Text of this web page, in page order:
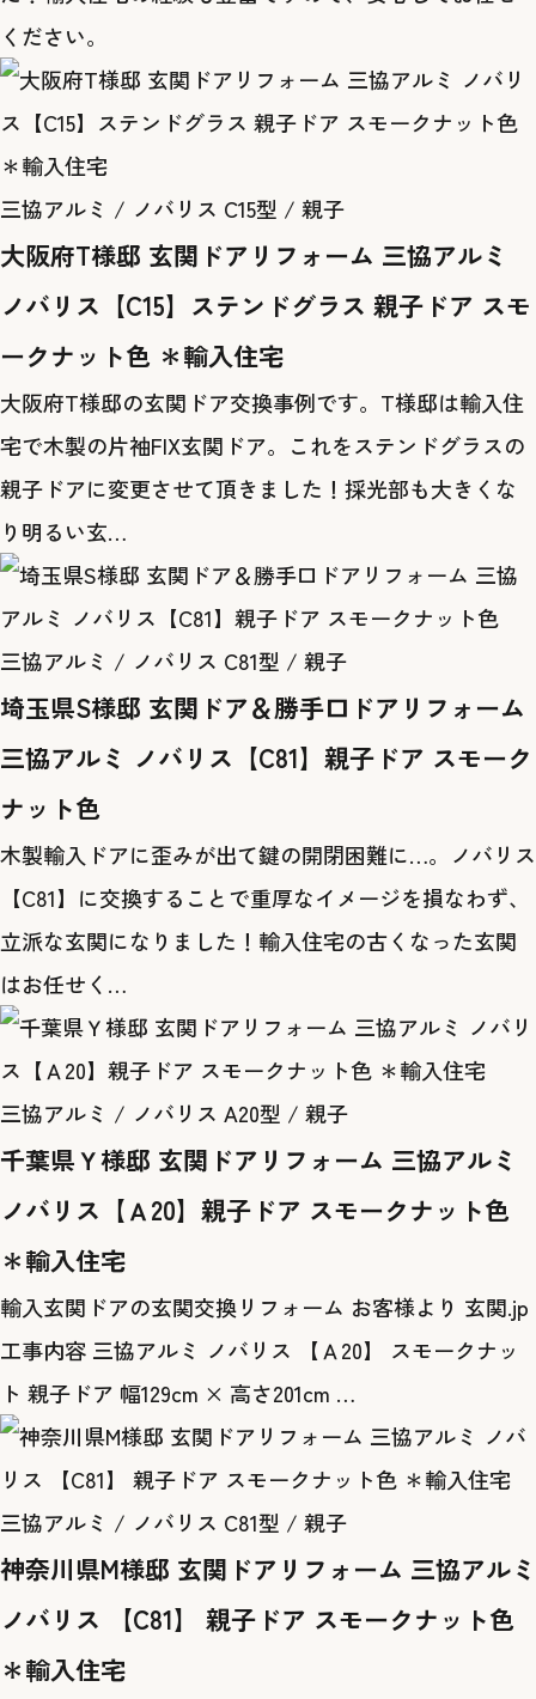
ください。
三協アルミ / ノバリス C15型 / 親子
大阪府T様邸 玄関ドアリフォーム 三協アルミ
ノバリス【C15】ステンドグラス 親子ドア スモ
ークナット色 ＊輸入住宅
大阪府T様邸の玄関ドア交換事例です。T様邸は輸入住
宅で木製の片袖FIX玄関ドア。これをステンドグラスの
親子ドアに変更させて頂きました！採光部も大きくな
り明るい玄…
三協アルミ / ノバリス C81型 / 親子
埼玉県S様邸 玄関ドア＆勝手口ドアリフォーム
三協アルミ ノバリス【C81】親子ドア スモーク
ナット色
木製輸入ドアに歪みが出て鍵の開閉困難に…。ノバリス
【C81】に交換することで重厚なイメージを損なわず、
立派な玄関になりました！輸入住宅の古くなった玄関
はお任せく…
三協アルミ / ノバリス A20型 / 親子
千葉県Ｙ様邸 玄関ドアリフォーム 三協アルミ
ノバリス【Ａ20】親子ドア スモークナット色
＊輸入住宅
輸入玄関ドアの玄関交換リフォーム お客様より 玄関.jp
工事内容 三協アルミ ノバリス 【Ａ20】 スモークナッ
ト 親子ドア 幅129cm × 高さ201cm …
三協アルミ / ノバリス C81型 / 親子
神奈川県M様邸 玄関ドアリフォーム 三協アルミ
ノバリス 【C81】 親子ドア スモークナット色
＊輸入住宅